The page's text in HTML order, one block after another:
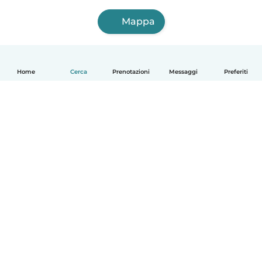
Home Cerca Prenotazioni Messaggi Preferiti
Mappa